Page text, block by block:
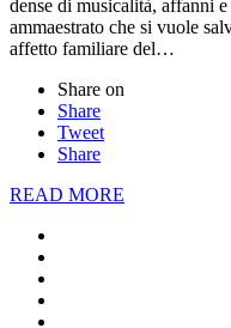
dense di musicalità, affanni
ammaestrato che si vuole
affetto familiare del…
Share on
Share
Tweet
Share
READ MORE